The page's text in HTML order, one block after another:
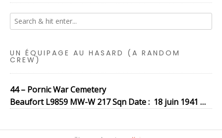
UN ÉQUIPAGE AU HASARD (A RANDOM
CREW)
44 – Pornic War Cemetery
Beaufort L9859 MW-W 217 Sqn Date : 18 juin 1941 …